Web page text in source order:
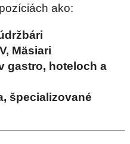
ako:
Mäsiari
gastro, hoteloch a
špecializované